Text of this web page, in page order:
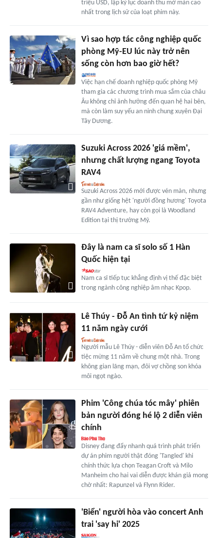
triệu USD, lập kỷ lục doanh thu mở màn cao
nhất trong lịch sử của loạt phim này.
Vì sao hợp tác công nghiệp quốc
phòng Mỹ-EU lúc này trở nên
sống còn hơn bao giờ hết?
Việc hạn chế doanh nghiệp quốc phòng Mỹ
tham gia các chương trình mua sắm của châu
Âu không chỉ ảnh hưởng đến quan hệ hai bên,
mà còn làm suy yếu an ninh chung xuyên Đại
Tây Dương.
Suzuki Across 2026 'giá mềm',
nhưng chất lượng ngang Toyota
RAV4
Suzuki Across 2026 mới được vén màn, nhưng
gần như giống hệt 'người đồng hương' Toyota
RAV4 Adventure, hay còn gọi là Woodland
Edition tại thị trường Mỹ.
Đây là nam ca sĩ solo số 1 Hàn
Quốc hiện tại
Nam ca sĩ tiếp tục khẳng định vị thế đặc biệt
trong ngành công nghiệp âm nhạc Kpop.
Lê Thúy - Đỗ An tình tứ kỷ niệm
11 năm ngày cưới
Người mẫu Lê Thúy - diễn viên Đỗ An tổ chức
tiệc mừng 11 năm về chung một nhà. Trong
không gian lãng mạn, đôi vợ chồng son khóa
môi ngọt ngào.
Phim 'Công chúa tóc mây' phiên
bản người đóng hé lộ 2 diễn viên
chính
Disney đang đẩy nhanh quá trình phát triển
dự án phim người thật đóng 'Tangled' khi
chính thức lựa chọn Teagan Croft và Milo
Manheim cho hai vai diễn được khán giả mong
chờ nhất: Rapunzel và Flynn Rider.
'Biển' người hòa vào concert Anh
trai 'say hi' 2025